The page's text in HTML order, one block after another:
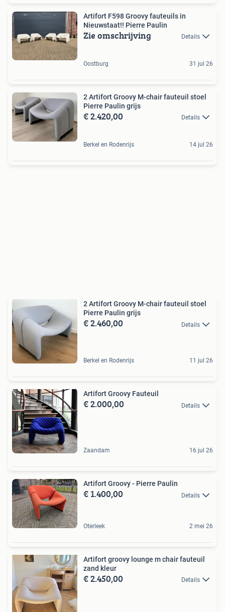
Artifort F598 Groovy fauteuils in
Nieuwstaat!! Pierre Paulin
Zie omschrijving Details
Oostburg 31 jul 26
2 Artifort Groovy M-chair fauteuil stoel
Pierre Paulin grijs
€ 2.420,00 Details
Berkel en Rodenrijs 14 jul 26
2 Artifort Groovy M-chair fauteuil stoel
Pierre Paulin grijs
€ 2.460,00 Details
Berkel en Rodenrijs 11 jul 26
Artifort Groovy Fauteuil
€ 2.000,00 Details
Zaandam 16 jul 26
Artifort Groovy - Pierre Paulin
€ 1.400,00 Details
Oterleek 2 mei 26
Artifort groovy lounge m chair fauteuil
zand kleur
€ 2.450,00 Details